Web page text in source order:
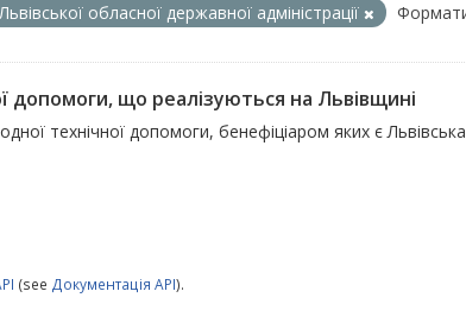
обласної державної адміністрації
допомоги, що реалізуються на Львівщині
технічної допомоги, бенефіціаром яких є
(see Документація API).